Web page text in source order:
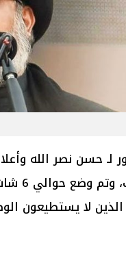
لـ حسن نصر الله
إلى
الذين لا يستطيعون